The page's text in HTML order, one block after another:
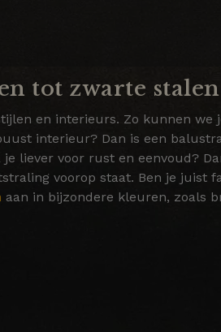
tot zwarte
en interieurs. Zo kunnen we
interieur? Dan is een
liever voor rust en eenvoud?
voorop staat. Ben je juist
aan in bijzondere kleuren, zoals